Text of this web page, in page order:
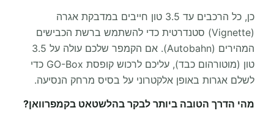
כן, כל הרכבים עד 3.5 טון חייבים במדבקת אגרה
(Vignette) סטנדרטית כדי להשתמש ברשת הכבישים
המהירים (Autobahn). אם הקמפר שלכם עולה על 3.5
טון (מוטורהום כבד), עליכם לרכוש קופסת GO-Box כדי
לשלם אגרות באופן אלקטרוני על בסיס מרחק הנסיעה.
מהי הדרך הטובה ביותר לבקר בהלשטאט בקמפרוואן?